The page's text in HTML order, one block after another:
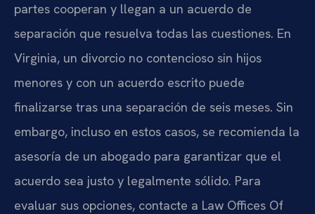
partes cooperan y llegan a un acuerdo de
separación que resuelva todas las cuestiones. En
Virginia, un divorcio no contencioso sin hijos
menores y con un acuerdo escrito puede
finalizarse tras una separación de seis meses. Sin
embargo, incluso en estos casos, se recomienda la
asesoría de un abogado para garantizar que el
acuerdo sea justo y legalmente sólido. Para
evaluar sus opciones, contacte a Law Offices Of